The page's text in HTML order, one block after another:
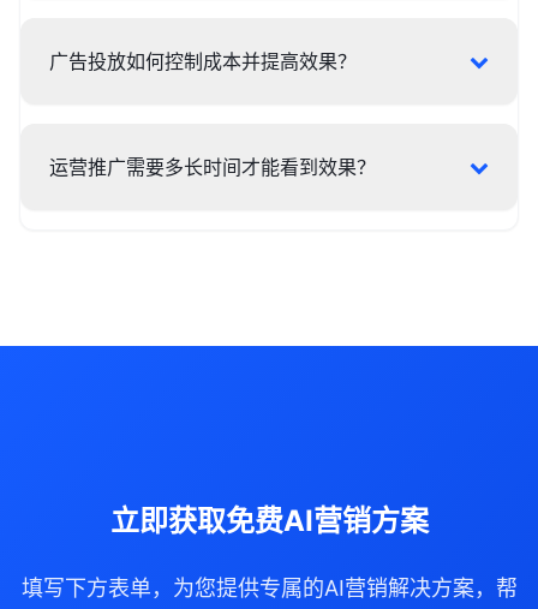
广告投放如何控制成本并提高效果？
运营推广需要多长时间才能看到效果？
立即获取免费AI营销方案
填写下方表单，为您提供专属的AI营销解决方案，帮